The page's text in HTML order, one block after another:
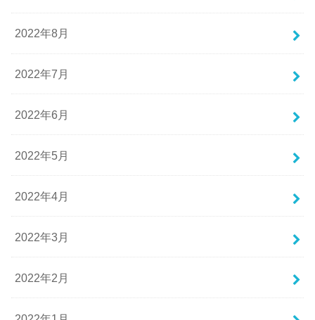
2022年8月
2022年7月
2022年6月
2022年5月
2022年4月
2022年3月
2022年2月